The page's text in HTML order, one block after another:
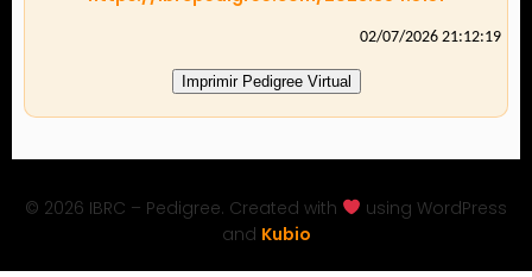
02/07/2026 21:12:19
Imprimir Pedigree Virtual
© 2026 IBRC – Pedigree. Created with
using WordPress
and Kubio